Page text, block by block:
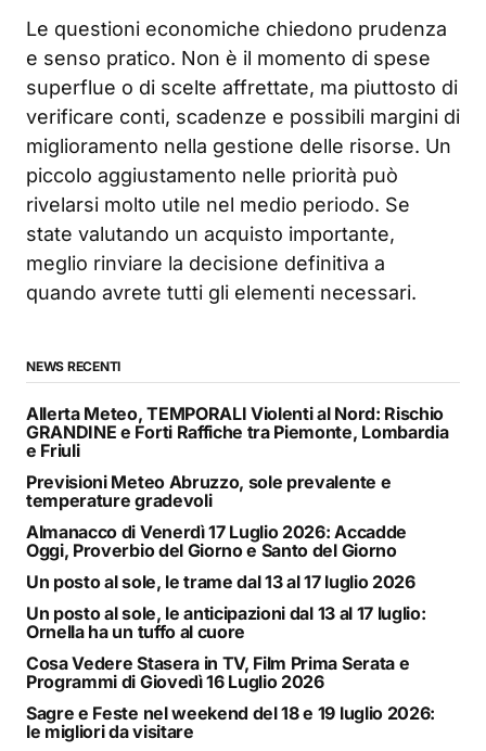
Le questioni economiche chiedono prudenza
e senso pratico. Non è il momento di spese
superflue o di scelte affrettate, ma piuttosto di
verificare conti, scadenze e possibili margini di
miglioramento nella gestione delle risorse. Un
piccolo aggiustamento nelle priorità può
rivelarsi molto utile nel medio periodo. Se
state valutando un acquisto importante,
meglio rinviare la decisione definitiva a
quando avrete tutti gli elementi necessari.
NEWS RECENTI
Allerta Meteo, TEMPORALI Violenti al Nord: Rischio
GRANDINE e Forti Raffiche tra Piemonte, Lombardia
e Friuli
Previsioni Meteo Abruzzo, sole prevalente e
temperature gradevoli
Almanacco di Venerdì 17 Luglio 2026: Accadde
Oggi, Proverbio del Giorno e Santo del Giorno
Un posto al sole, le trame dal 13 al 17 luglio 2026
Un posto al sole, le anticipazioni dal 13 al 17 luglio:
Ornella ha un tuffo al cuore
Cosa Vedere Stasera in TV, Film Prima Serata e
Programmi di Giovedì 16 Luglio 2026
Sagre e Feste nel weekend del 18 e 19 luglio 2026:
le migliori da visitare